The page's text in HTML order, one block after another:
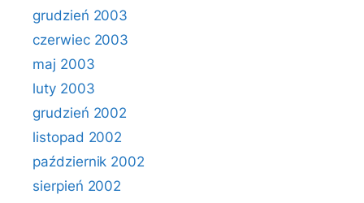
grudzień 2003
czerwiec 2003
maj 2003
luty 2003
grudzień 2002
listopad 2002
październik 2002
sierpień 2002